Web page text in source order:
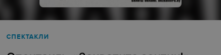
СПЕКТАКЛИ